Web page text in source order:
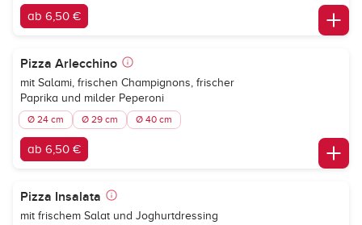
ab 6,50 €
Pizza Arlecchino
mit Salami, frischen Champignons, frischer
Paprika und milder Peperoni
Ø 24 cm Ø 29 cm Ø 40 cm
ab 6,50 €
Pizza Insalata
mit frischem Salat und Joghurtdressing